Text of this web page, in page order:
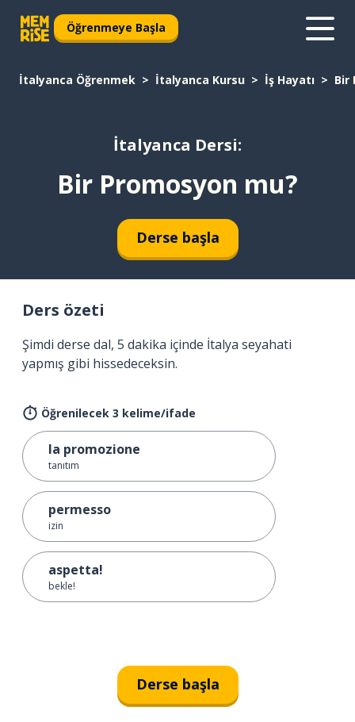
Öğrenmeye Başla
İtalyanca Öğrenmek İtalyanca Kursu İş Hayatı Bir
İtalyanca Dersi:
Bir Promosyon mu?
Derse başla
Ders özeti
Şimdi derse dal, 5 dakika içinde İtalya seyahati
yapmış gibi hissedeceksin.
Öğrenilecek 3 kelime/ifade
la promozione
tanıtım
permesso
izin
aspetta!
bekle!
Derse başla